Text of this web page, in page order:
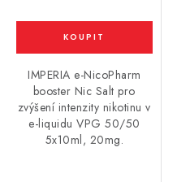
IMPERIA e-NicoPharm
booster Nic Salt pro
zvýšení intenzity nikotinu v
e-liquidu VPG 50/50
5x10ml, 20mg.